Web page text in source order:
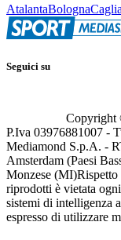
AtalantaBologna
Seguici su
Copyright
P.Iva 03976881007 -
Mediamond S.p.A. -
Amsterdam (Paesi
Monzese (MI)Rispetto
riprodotti è vietata
sistemi di intelligenza
espresso di utilizzare